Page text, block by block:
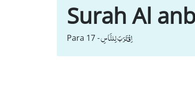
Surah Al
Para 17 -اِقْتَرَبَ لِلنَّاسِ